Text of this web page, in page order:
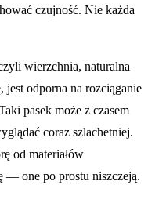
czujność. Nie każda
wierzchnia, naturalna
jest odporna na rozciąganie
pasek może z czasem
coraz szlachetniej.
od materiałów
— one po prostu niszczeją.